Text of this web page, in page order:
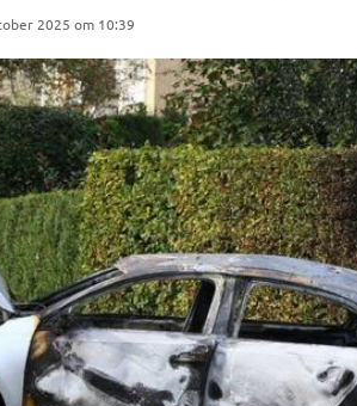
2025 om 10:39